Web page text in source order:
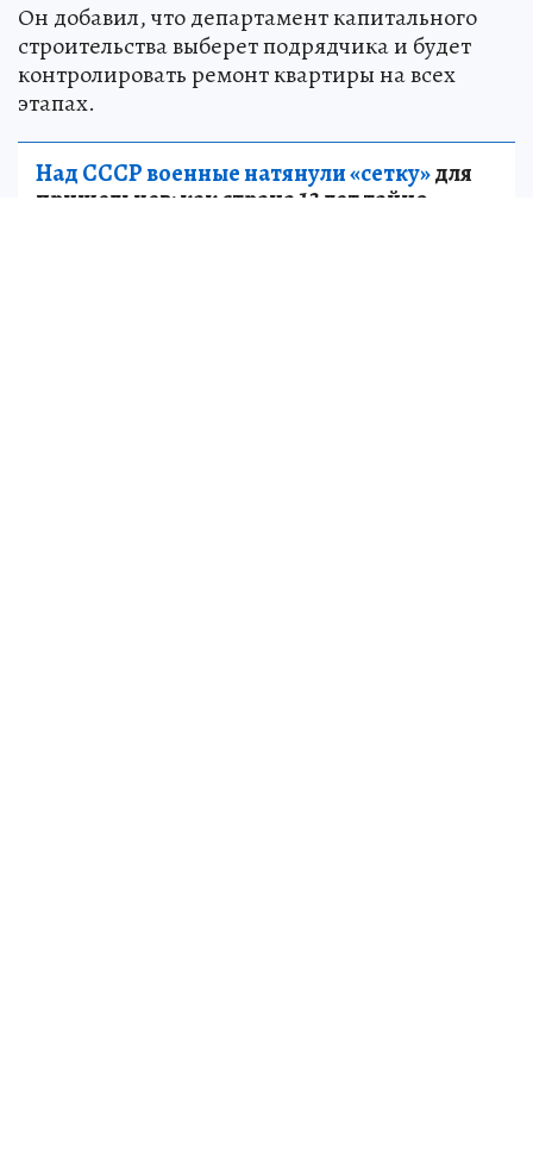
Он добавил, что департамент капитального
строительства выберет подрядчика и будет
контролировать ремонт квартиры на всех
этапах.
Над СССР военные натянули «сетку»для
пришельцев: как страна 13 лет тайно